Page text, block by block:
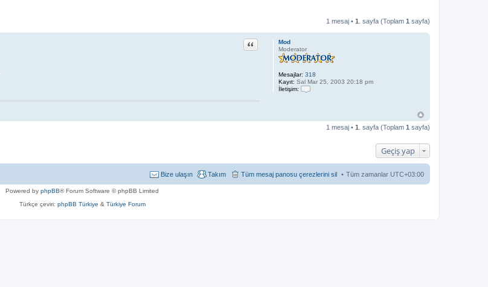
1 mesaj • 1 . sayfa (Toplam 1 sayfa)
Mod
Moderator
Mesajlar: 318
Kayıt: Sal Mar 25, 2003 20:18 pm
İletişim:
Alıntı
1 mesaj • 1 . sayfa (Toplam 1 sayfa)
Geçiş yap
Tüm zamanlar UTC+03:00
Tüm mesaj panosu çerezlerini sil
Takım
Bize ulaşın
Powered by phpBB® Forum Software © phpBB Limited
Türkçe çeviri: phpBB Türkiye & Türkiye Forum